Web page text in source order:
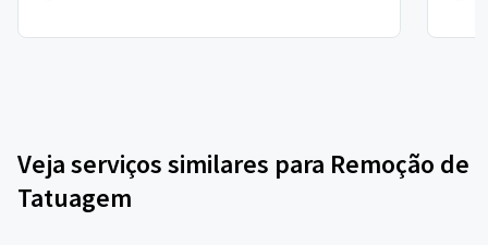
Veja serviços similares para Remoção de
Tatuagem